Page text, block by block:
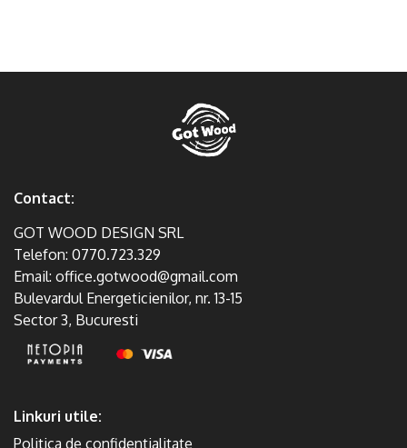
Contact:
GOT WOOD DESIGN SRL
Telefon: 0770.723.329
Email: office.gotwood@gmail.com
Bulevardul Energeticienilor, nr. 13-15
Sector 3, Bucuresti
Linkuri utile:
Politica de confidentialitate